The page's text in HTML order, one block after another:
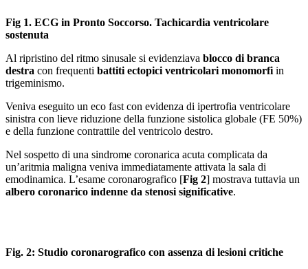
Fig 1. ECG in Pronto Soccorso. Tachicardia ventricolare
sostenuta
Al ripristino del ritmo sinusale si evidenziava blocco di branca
destra con frequenti battiti ectopici ventricolari monomorfi in
trigeminismo.
Veniva eseguito un eco fast con evidenza di ipertrofia ventricolare
sinistra con lieve riduzione della funzione sistolica globale (FE 50%)
e della funzione contrattile del ventricolo destro.
Nel sospetto di una sindrome coronarica acuta complicata da
un’aritmia maligna veniva immediatamente attivata la sala di
emodinamica. L’esame coronarografico [Fig 2] mostrava tuttavia un
albero coronarico indenne da stenosi significative.
Fig. 2: Studio coronarografico con assenza di lesioni critiche